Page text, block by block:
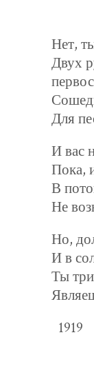
Нет,
Двух
Для
И вас
Пока,
В
Не
Но,
И в
Ты
1919